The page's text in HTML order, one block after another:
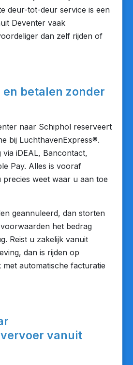
deur-tot-deur service is een
Deventer vaak
dan zelf rijden of
en betalen zonder
naar Schiphol reserveert
bij LuchthavenExpress®.
via iDEAL, Bancontact,
Pay. Alles is vooraf
precies weet waar u aan toe
geannuleerd, dan storten
het bedrag
Reist u zakelijk vanuit
dan is rijden op
met automatische facturatie
vanuit